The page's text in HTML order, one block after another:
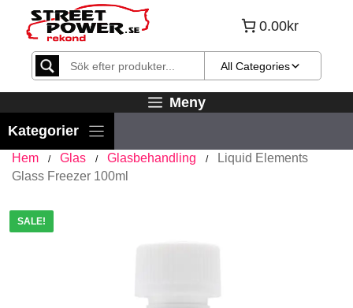
Hoppa
innehåll
0.00kr
All Categories
Meny
Hem / Glas / Glasbehandling /
Liquid Elements
Glass Freezer 100ml
SALE!